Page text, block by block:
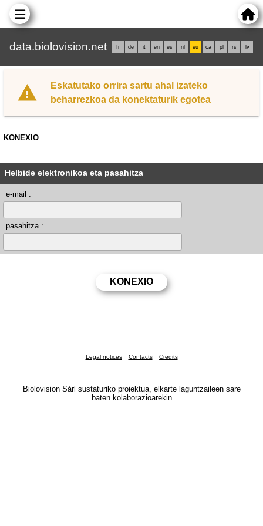
data.biolovision.net fr de it en es nl eu ca pl rs lv
Eskatutako orrira sartu ahal izateko
beharrezkoa da konektaturik egotea
KONEXIO
Helbide elektronikoa eta pasahitza
e-mail :
pasahitza :
Legal notices Contacts Credits
Biolovision Sàrl sustaturiko proiektua, elkarte laguntzaileen sare
baten kolaborazioarekin